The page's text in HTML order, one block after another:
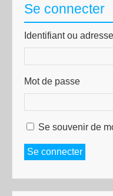
Se connecter
Identifiant ou
Mot de passe
Se souvenir de
Se connecter